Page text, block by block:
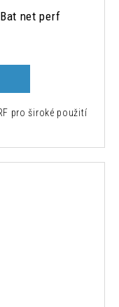
net perf
pro široké použití